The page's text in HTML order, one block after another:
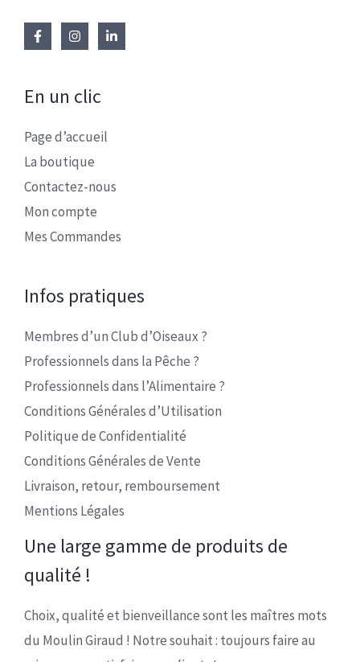
En un clic
Page d’accueil
La boutique
Contactez-nous
Mon compte
Mes Commandes
Infos pratiques
Membres d’un Club d’Oiseaux ?
Professionnels dans la Pêche ?
Professionnels dans l’Alimentaire ?
Conditions Générales d’Utilisation
Politique de Confidentialité
Conditions Générales de Vente
Livraison, retour, remboursement
Mentions Légales
Une large gamme de produits de
qualité !
Choix, qualité et bienveillance sont les maîtres mots
du Moulin Giraud ! Notre souhait : toujours faire au